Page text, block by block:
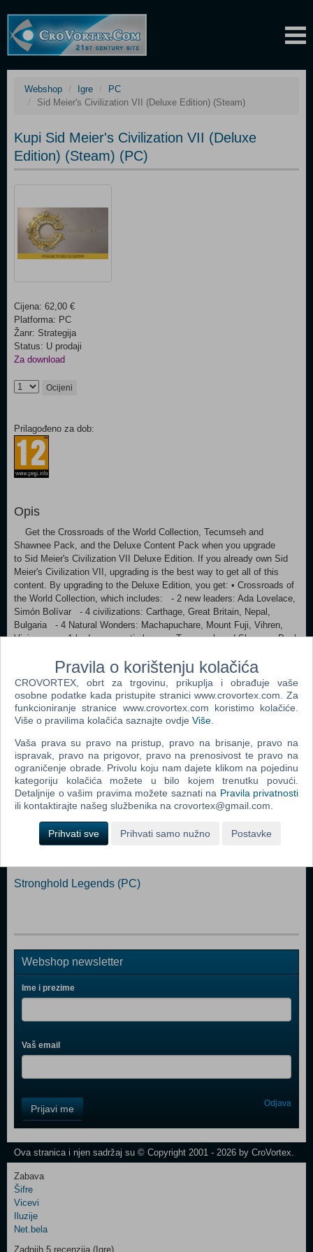
Webshop Igre
PC
Sid Meier's Civilization VII (Deluxe Edition) (Steam)
Kupi Sid Meier's Civilization VII (Deluxe
Edition) (Steam) (PC)
Cijena: 62,00 €
Platforma: PC
Žanr: Strategija
Status: U prodaji
Za download
Ocijeni
Prilagođeno za dob:
Opis
Get the Crossroads of the World Collection, Tecumseh and
Shawnee Pack, and the Deluxe Content Pack when you upgrade
to Sid Meier's Civilization VII Deluxe Edition. If you already own Sid
Meier's Civilization VII, upgrading is the best way to get all of this
content. By upgrading to the Deluxe Edition, you get: • Crossroads of
the World Collection, which includes: - 2 new leaders: Ada Lovelace,
Simón Bolívar - 4 civilizations: Carthage, Great Britain, Nepal,
Bulgaria - 4 Natural Wonders: Machapuchare, Mount Fuji, Vihren,
Vinicunca - 1 badge cosmetic bonus • Tecumseh and Shawnee Pack
The Achaemenid and Friedrich, Baroque - 4 profile customizations -
1 alternate scout skin
Dodaj u košaricu
Popularno
The Sims 2 (PC)
The Sims 2 Pets Expansion Pack (PC)
Rome Total War (PC)
Stronghold Legends (PC)
Webshop newsletter
Ime i prezime
Vaš email
Field
One
Control
Two
Newsletter
Prijavi me Odjava
Ova stranica i njen sadržaj su © Copyright 2001 - 2026 by CroVortex.
Zabava
Šifre
Vicevi
Iluzije
Net.bela
Zadnjih 5 recenzija (Igre)
Pravila o korištenju kolačića
CROVORTEX, obrt za trgovinu, prikuplja i obrađuje vaše
osobne podatke kada pristupite stranici www.crovortex.com. Za
funkcioniranje stranice www.crovortex.com koristimo kolačiće.
Više o pravilima kolačića saznajte ovdje Više
Vaša prava su pravo na pristup, pravo na brisanje, pravo na
ispravak, pravo na prigovor, pravo na prenosivost te pravo na
ograničenje obrade. Privolu koju nam dajete klikom na pojedinu
kategoriju kolačića možete u bilo kojem trenutku povući.
Detaljnije o vašim pravima možete saznati na Pravila privatnosti
ili kontaktirajte našeg službenika na crovortex@gmail.com.
Prihvati sve Prihvati samo nužno Postavke